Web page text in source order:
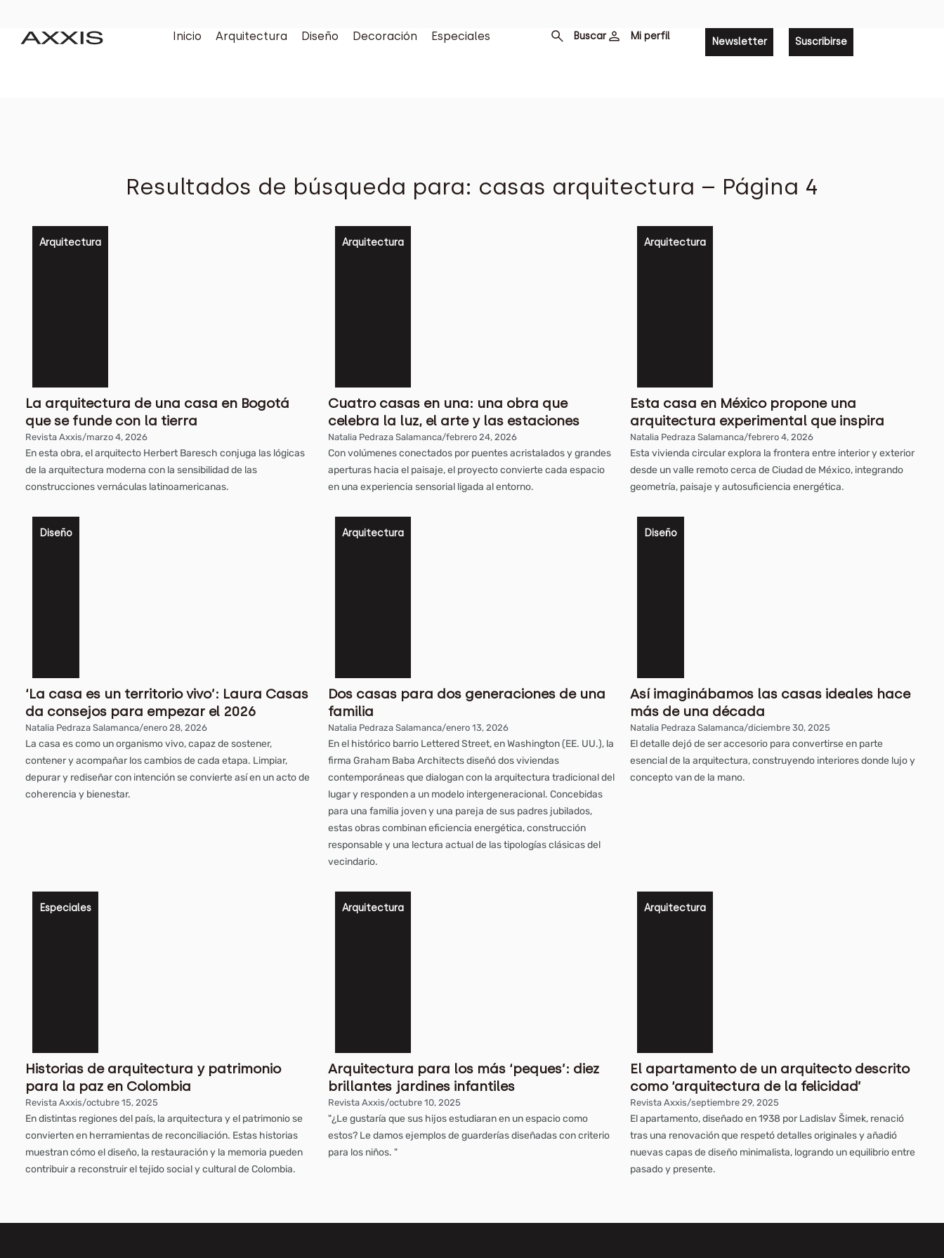
Inicio Arquitectura Diseño Decoración Especiales Buscar Mi perfil Newsletter Suscribirse
Resultados de búsqueda para: casas arquitectura – Página 4
Arquitectura
La arquitectura de una casa en Bogotá
que se funde con la tierra
Revista Axxis/marzo 4, 2026
En esta obra, el arquitecto Herbert Baresch conjuga las lógicas
de la arquitectura moderna con la sensibilidad de las
construcciones vernáculas latinoamericanas.
Arquitectura
Cuatro casas en una: una obra que
celebra la luz, el arte y las estaciones
Natalia Pedraza Salamanca/febrero 24, 2026
Con volúmenes conectados por puentes acristalados y grandes
aperturas hacia el paisaje, el proyecto convierte cada espacio
en una experiencia sensorial ligada al entorno.
Arquitectura
Esta casa en México propone una
arquitectura experimental que inspira
Natalia Pedraza Salamanca/febrero 4, 2026
Esta vivienda circular explora la frontera entre interior y exterior
desde un valle remoto cerca de Ciudad de México, integrando
geometría, paisaje y autosuficiencia energética.
Diseño
‘La casa es un territorio vivo’: Laura Casas
da consejos para empezar el 2026
Natalia Pedraza Salamanca/enero 28, 2026
La casa es como un organismo vivo, capaz de sostener,
contener y acompañar los cambios de cada etapa. Limpiar,
depurar y rediseñar con intención se convierte así en un acto de
coherencia y bienestar.
Arquitectura
Dos casas para dos generaciones de una
familia
Natalia Pedraza Salamanca/enero 13, 2026
En el histórico barrio Lettered Street, en Washington (EE. UU.), la
firma Graham Baba Architects diseñó dos viviendas
contemporáneas que dialogan con la arquitectura tradicional del
lugar y responden a un modelo intergeneracional. Concebidas
para una familia joven y una pareja de sus padres jubilados,
estas obras combinan eficiencia energética, construcción
responsable y una lectura actual de las tipologías clásicas del
vecindario.
Diseño
Así imaginábamos las casas ideales hace
más de una década
Natalia Pedraza Salamanca/diciembre 30, 2025
El detalle dejó de ser accesorio para convertirse en parte
esencial de la arquitectura, construyendo interiores donde lujo y
concepto van de la mano.
Especiales
Historias de arquitectura y patrimonio
para la paz en Colombia
Revista Axxis/octubre 15, 2025
En distintas regiones del país, la arquitectura y el patrimonio se
convierten en herramientas de reconciliación. Estas historias
muestran cómo el diseño, la restauración y la memoria pueden
contribuir a reconstruir el tejido social y cultural de Colombia.
Arquitectura
Arquitectura para los más ‘peques’: diez
brillantes jardines infantiles
Revista Axxis/octubre 10, 2025
"¿Le gustaría que sus hijos estudiaran en un espacio como
estos? Le damos ejemplos de guarderías diseñadas con criterio
para los niños. "
Arquitectura
El apartamento de un arquitecto descrito
como ‘arquitectura de la felicidad’
Revista Axxis/septiembre 29, 2025
El apartamento, diseñado en 1938 por Ladislav Šimek, renació
tras una renovación que respetó detalles originales y añadió
nuevas capas de diseño minimalista, logrando un equilibrio entre
pasado y presente.